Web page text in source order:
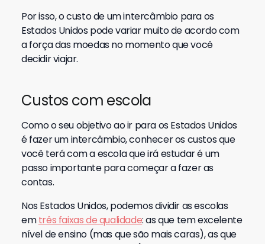
Por isso, o custo de um intercâmbio para os
Estados Unidos pode variar muito de acordo com
a força das moedas no momento que você
decidir viajar.
Custos com escola
Como o seu objetivo ao ir para os Estados Unidos
é fazer um intercâmbio, conhecer os custos que
você terá com a escola que irá estudar é um
passo importante para começar a fazer as
contas.
Nos Estados Unidos, podemos dividir as escolas
emtrês faixas de qualidade: as que tem excelente
nível de ensino (mas que são mais caras), as que